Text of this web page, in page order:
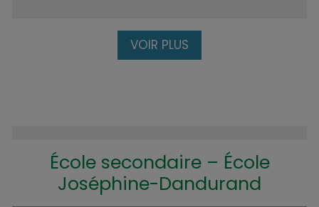
VOIR PLUS
École secondaire – École
Joséphine-Dandurand